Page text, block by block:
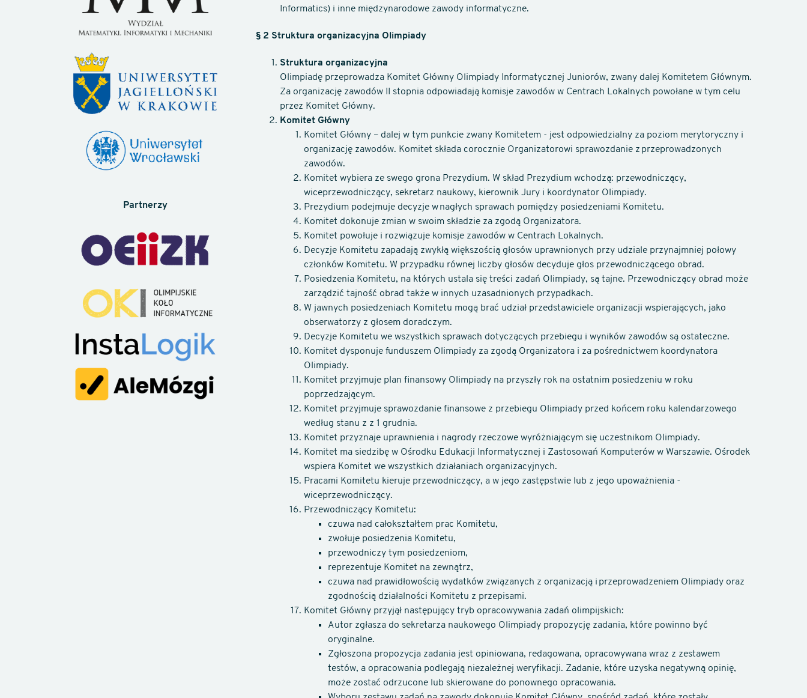
Informatics) i inne międzynarodowe zawody informatyczne.
§ 2 Struktura organizacyjna Olimpiady
Struktura organizacyjna
Olimpiadę przeprowadza Komitet Główny Olimpiady Informatycznej Juniorów, zwany dalej Komitetem Głównym.
Za organizację zawodów II stopnia odpowiadają komisje zawodów w Centrach Lokalnych powołane w tym celu
przez Komitet Główny.
Komitet Główny
Komitet Główny – dalej w tym punkcie zwany Komitetem - jest odpowiedzialny za poziom merytoryczny i
organizację zawodów. Komitet składa corocznie Organizatorowi sprawozdanie z przeprowadzonych
zawodów.
Komitet wybiera ze swego grona Prezydium. W skład Prezydium wchodzą: przewodniczący,
wiceprzewodniczący, sekretarz naukowy, kierownik Jury i koordynator Olimpiady.
Prezydium podejmuje decyzje w nagłych sprawach pomiędzy posiedzeniami Komitetu.
Komitet dokonuje zmian w swoim składzie za zgodą Organizatora.
Komitet powołuje i rozwiązuje komisje zawodów w Centrach Lokalnych.
Decyzje Komitetu zapadają zwykłą większością głosów uprawnionych przy udziale przynajmniej połowy
członków Komitetu. W przypadku równej liczby głosów decyduje głos przewodniczącego obrad.
Posiedzenia Komitetu, na których ustala się treści zadań Olimpiady, są tajne. Przewodniczący obrad może
zarządzić tajność obrad także w innych uzasadnionych przypadkach.
W jawnych posiedzeniach Komitetu mogą brać udział przedstawiciele organizacji wspierających, jako
obserwatorzy z głosem doradczym.
Decyzje Komitetu we wszystkich sprawach dotyczących przebiegu i wyników zawodów są ostateczne.
Komitet dysponuje funduszem Olimpiady za zgodą Organizatora i za pośrednictwem koordynatora
Olimpiady.
Komitet przyjmuje plan finansowy Olimpiady na przyszły rok na ostatnim posiedzeniu w roku
poprzedzającym.
Komitet przyjmuje sprawozdanie finansowe z przebiegu Olimpiady przed końcem roku kalendarzowego
według stanu z z 1 grudnia.
Komitet przyznaje uprawnienia i nagrody rzeczowe wyróżniającym się uczestnikom Olimpiady.
Komitet ma siedzibę w Ośrodku Edukacji Informatycznej i Zastosowań Komputerów w Warszawie. Ośrodek
wspiera Komitet we wszystkich działaniach organizacyjnych.
Pracami Komitetu kieruje przewodniczący, a w jego zastępstwie lub z jego upoważnienia -
wiceprzewodniczący.
Przewodniczący Komitetu:
czuwa nad całokształtem prac Komitetu,
zwołuje posiedzenia Komitetu,
przewodniczy tym posiedzeniom,
reprezentuje Komitet na zewnątrz,
czuwa nad prawidłowością wydatków związanych z organizacją i przeprowadzeniem Olimpiady oraz
zgodnością działalności Komitetu z przepisami.
Komitet Główny przyjął następujący tryb opracowywania zadań olimpijskich:
Autor zgłasza do sekretarza naukowego Olimpiady propozycję zadania, które powinno być
oryginalne.
Zgłoszona propozycja zadania jest opiniowana, redagowana, opracowywana wraz z zestawem
testów, a opracowania podlegają niezależnej weryfikacji. Zadanie, które uzyska negatywną opinię,
może zostać odrzucone lub skierowane do ponownego opracowania.
Partnerzy